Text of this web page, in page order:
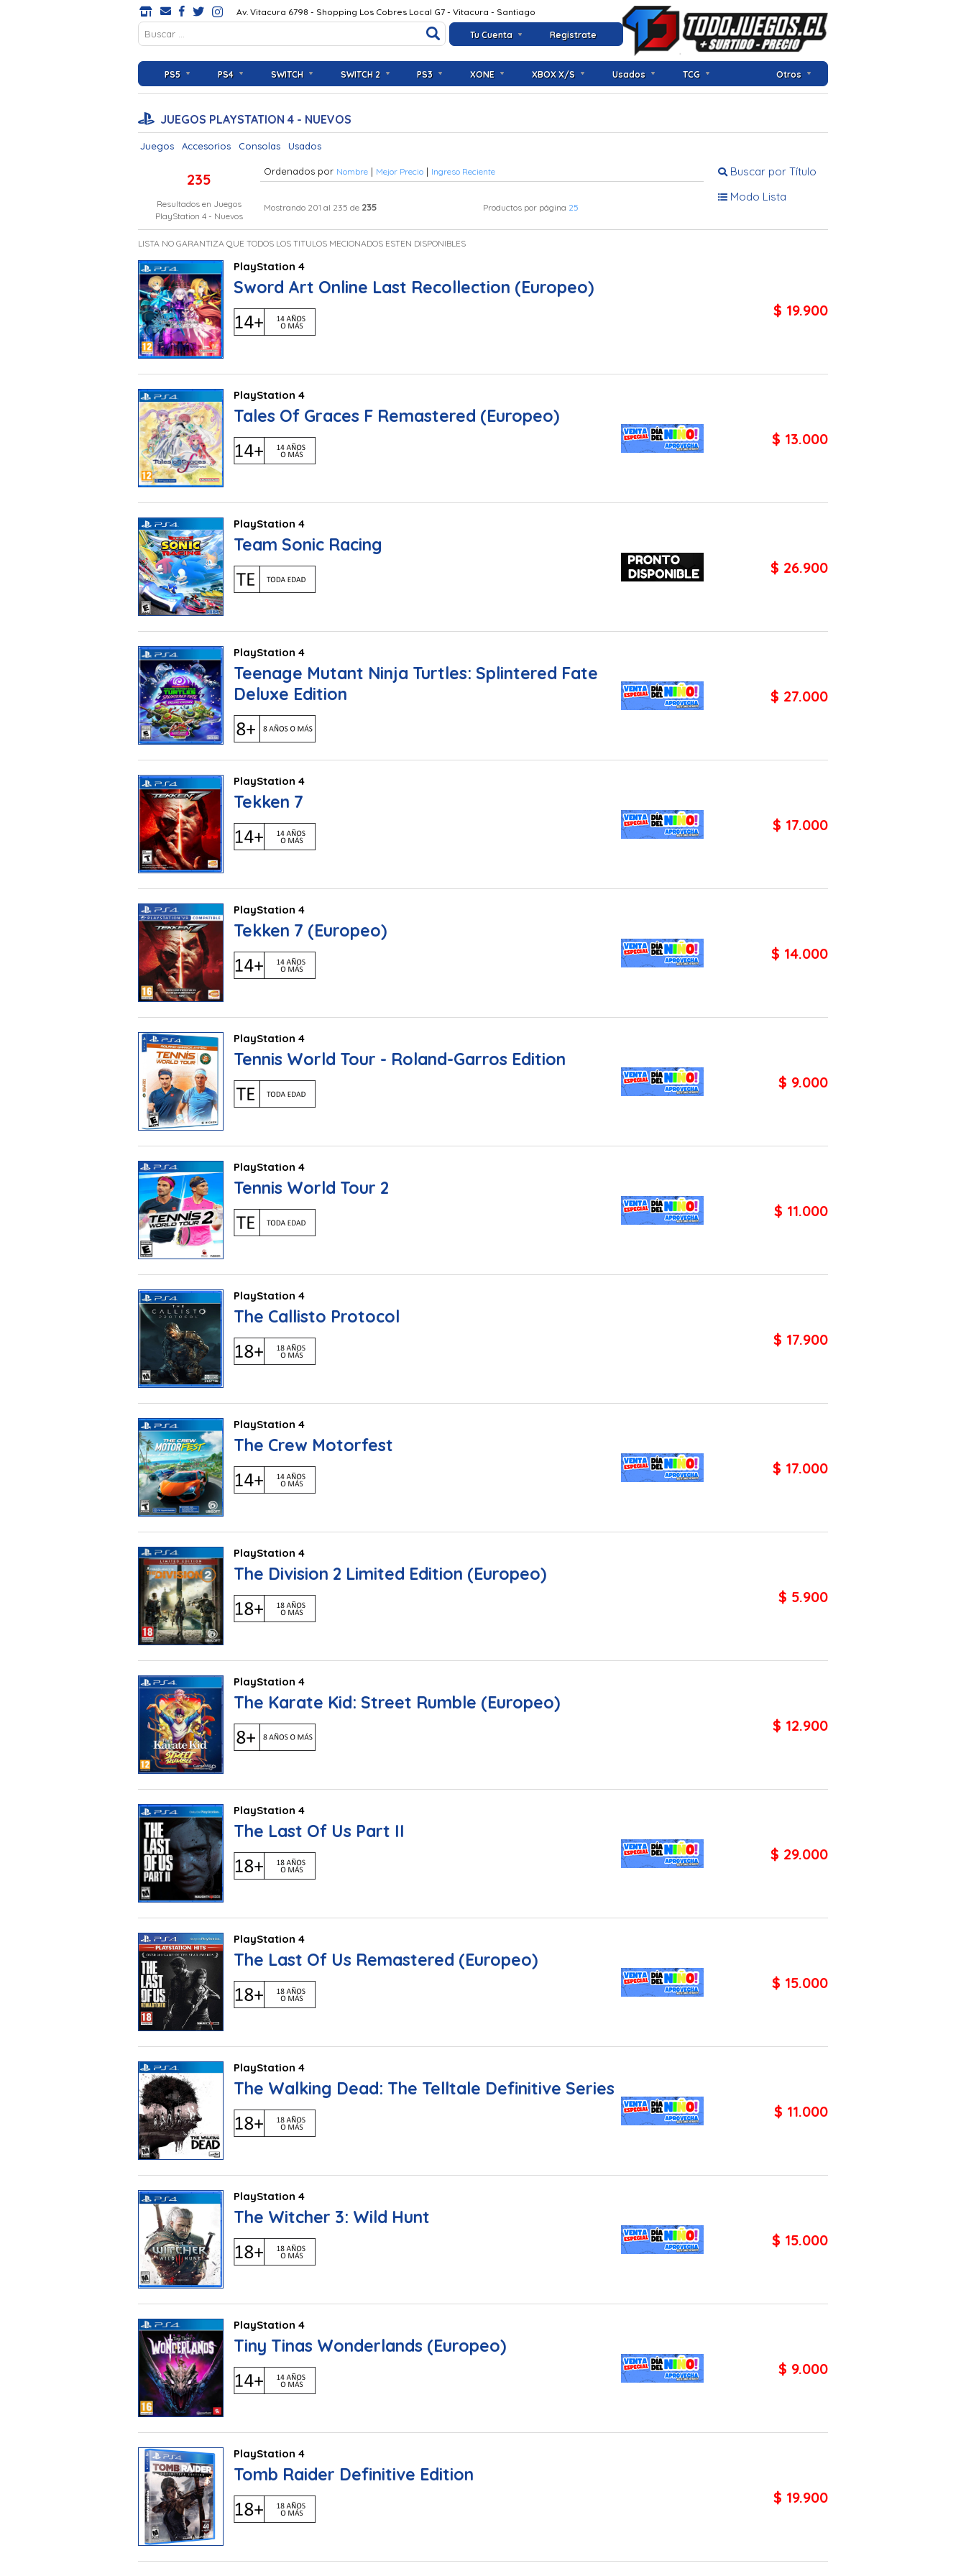
Tu Cuenta Registrate
Av. Vitacura 6798 - Shopping Los Cobres Local G7 - Vitacura - Santiago
PS5 PS4 SWITCH SWITCH 2 PS3 XONE XBOX X/S Usados TCG Otros
JUEGOS PLAYSTATION 4 - NUEVOS
Juegos Accesorios Consolas Usados
Buscar por Título
Modo Lista
235
Resultados en Juegos
PlayStation 4 - Nuevos
Ordenados por Nombre | Mejor Precio | Ingreso Reciente
Mostrando 201 al 235 de 235 Productos por página 25
LISTA NO GARANTIZA QUE TODOS LOS TITULOS MECIONADOS ESTEN DISPONIBLES
PlayStation 4
Sword Art Online Last Recollection (Europeo)
$ 19.900
PlayStation 4
Tales Of Graces F Remastered (Europeo)
$ 13.000
PlayStation 4
Team Sonic Racing
$ 26.900
PlayStation 4
Teenage Mutant Ninja Turtles: Splintered Fate
Deluxe Edition
$ 27.000
PlayStation 4
Tekken 7
$ 17.000
PlayStation 4
Tekken 7 (Europeo)
$ 14.000
PlayStation 4
Tennis World Tour - Roland-Garros Edition
$ 9.000
PlayStation 4
Tennis World Tour 2
$ 11.000
PlayStation 4
The Callisto Protocol
$ 17.900
PlayStation 4
The Crew Motorfest
$ 17.000
PlayStation 4
The Division 2 Limited Edition (Europeo)
$ 5.900
PlayStation 4
The Karate Kid: Street Rumble (Europeo)
$ 12.900
PlayStation 4
The Last Of Us Part II
$ 29.000
PlayStation 4
The Last Of Us Remastered (Europeo)
$ 15.000
PlayStation 4
The Walking Dead: The Telltale Definitive Series
$ 11.000
PlayStation 4
The Witcher 3: Wild Hunt
$ 15.000
PlayStation 4
Tiny Tinas Wonderlands (Europeo)
$ 9.000
PlayStation 4
Tomb Raider Definitive Edition
$ 19.900